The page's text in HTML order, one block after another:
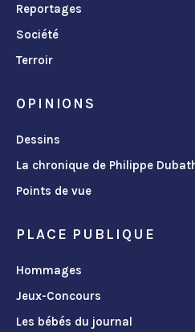
Reportages
Société
Terroir
OPINIONS
Dessins
La chronique de Philippe
Points de vue
PLACE PUBLIQUE
Hommages
Jeux-Concours
Les bébés du journal